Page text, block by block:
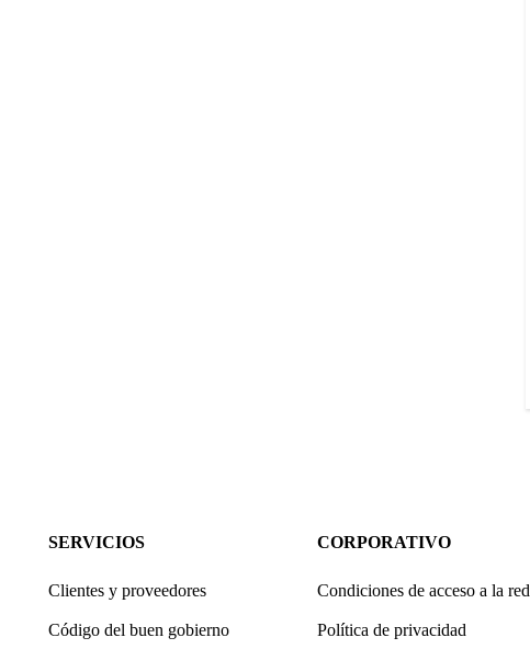
SERVICIOS
Clientes y proveedores
Código del buen gobierno
CORPORATIVO
Condiciones de acceso a la red
Política de privacidad